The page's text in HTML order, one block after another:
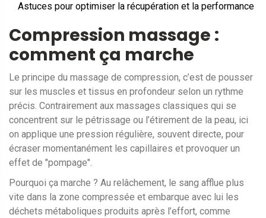
Astuces pour optimiser la récupération et la performance
Compression massage :
comment ça marche
Le principe du massage de compression, c’est de pousser
sur les muscles et tissus en profondeur selon un rythme
précis. Contrairement aux massages classiques qui se
concentrent sur le pétrissage ou l’étirement de la peau, ici
on applique une pression régulière, souvent directe, pour
écraser momentanément les capillaires et provoquer un
effet de "pompage".
Pourquoi ça marche ? Au relâchement, le sang afflue plus
vite dans la zone compressée et embarque avec lui les
déchets métaboliques produits après l’effort, comme